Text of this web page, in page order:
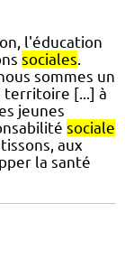
l'éducation
sociales.
sommes un
territoire [...] à
jeunes
sociale
aux
la santé